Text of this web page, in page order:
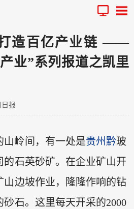
造百亿产业链 ——
业”系列报道之凯里
报
山岭间，有一处是贵州 黔玻
的石英砂矿。在企业矿山开
山边坡作业，隆隆作响的钻
石。这里每天开采的2000